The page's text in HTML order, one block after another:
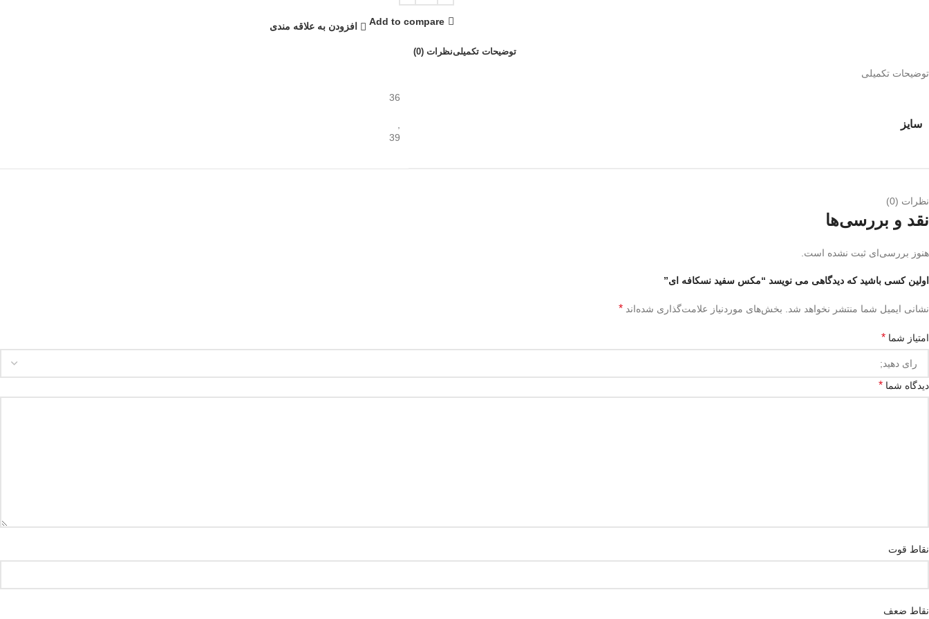
Add to compare افزودن به علاقه مندی
توضیحات تکمیلینظرات (0)
توضیحات تکمیلی
سایز
36
39
نظرات (0)
نقد و بررسی‌ها
هنوز بررسی‌ای ثبت نشده است.
اولین کسی باشید که دیدگاهی می نویسد “مکس سفید نسکافه ای”
نشانی ایمیل شما منتشر نخواهد شد. بخش‌های موردنیاز علامت‌گذاری شده‌اند *
امتیاز شما *
دیدگاه شما *
نقاط قوت
نقاط ضعف